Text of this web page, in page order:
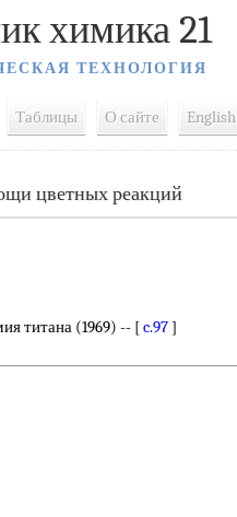
химика 21
ТЕХНОЛОГИЯ
Таблицы О сайте English
цветных реакций
титана (1969) -- [c.97 ]